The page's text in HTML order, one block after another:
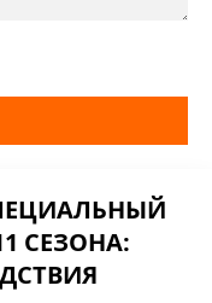
СЕЗОНА: